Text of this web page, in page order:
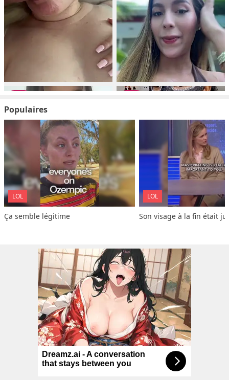
Populaires
LOL
Ça semble légitime
LOL
Son visage à la fin était